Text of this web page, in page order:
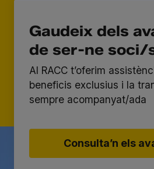
Gaudeix dels
de ser-ne soci/
Al RACC t’oferim
beneficis exclusius i la
sempre acompanyat/ada
Consulta’n els